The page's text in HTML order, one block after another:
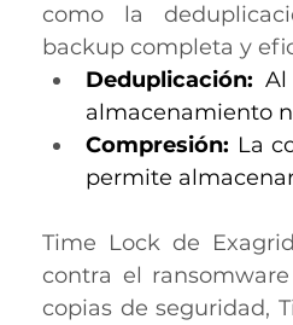
como la
backup completa y
Deduplicación:
almacenamiento
Compresión: La
permite
Time Lock de
contra el
copias de seguridad,